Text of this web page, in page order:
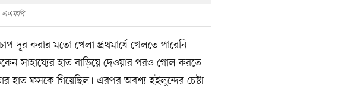
এএফপি
দূর করার মতো খেলা প্রথমার্ধে খেলতে পারেনি
সাহায্যের হাত বাড়িয়ে দেওয়ার পরও গোল করতে
হাত ফসকে গিয়েছিল। এরপর অবশ্য হইলুন্দের চেষ্টা